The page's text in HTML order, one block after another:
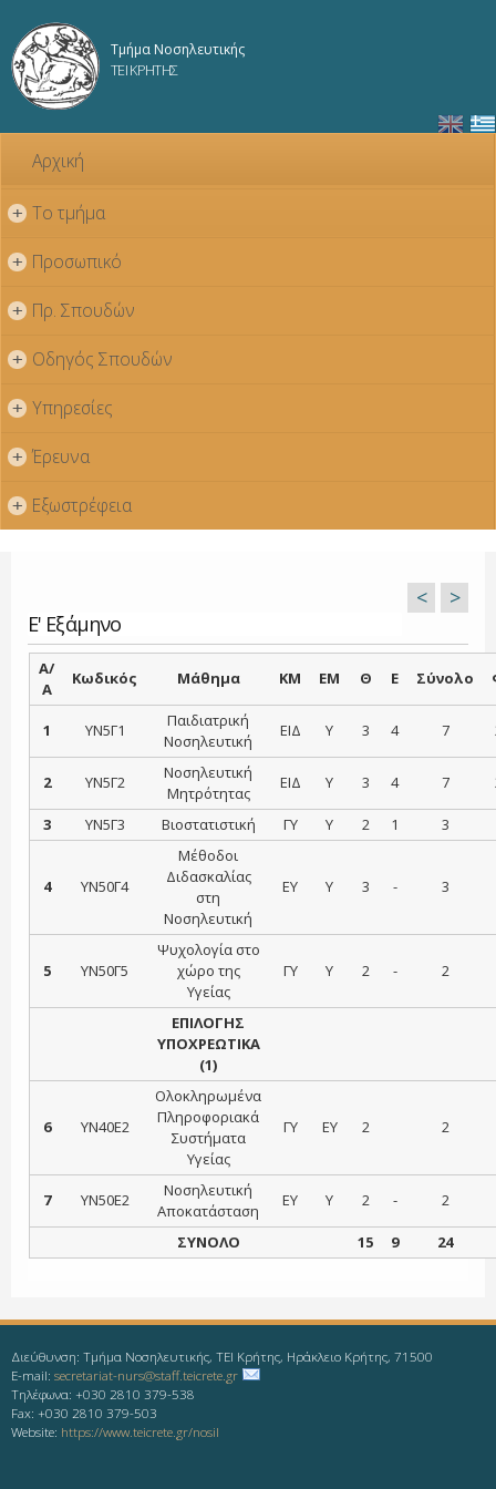
κυρίως
Τμήμα Νοσηλευτικής
ΤΕΙ ΚΡΗΤΗΣ
Αρχική
+ Το τμήμα
+ Προσωπικό
+ Πρ. Σπουδών
+ Οδηγός Σπουδών
+ Υπηρεσίες
+ Έρευνα
+ Εξωστρέφεια
Ε' Εξάμηνο
< >
Α/
Α
Κωδικός Μάθημα ΚΜ ΕΜ Θ Ε Σύνολο
1 ΥΝ5Γ1
Παιδιατρική
Νοσηλευτική
ΕΙΔ Υ 3 4 7
2 ΥΝ5Γ2
Νοσηλευτική
Μητρότητας
ΕΙΔ Υ 3 4 7
3 ΥΝ5Γ3 Βιοστατιστική ΓΥ Υ 2 1 3
4 ΥΝ50Γ4
Μέθοδοι
Διδασκαλίας
στη
Νοσηλευτική
ΕΥ Υ 3 - 3
5 ΥΝ50Γ5
Ψυχολογία στο
χώρο της
Υγείας
ΓΥ Υ 2 - 2
ΕΠΙΛΟΓΗΣ
ΥΠΟΧΡΕΩΤΙΚΑ
(1)
6 ΥΝ40Ε2
Ολοκληρωμένα
Πληροφοριακά
Συστήματα
Υγείας
ΓΥ ΕΥ 2 2
7 ΥΝ50Ε2
Νοσηλευτική
Αποκατάσταση
ΕΥ Υ 2 - 2
ΣΥΝΟΛΟ 15 9 24
Διεύθυνση: Τμήμα Νοσηλευτικής, ΤΕΙ Κρήτης, Ηράκλειο Κρήτης, 71500
E-mail: secretariat-nurs@staff.teicrete.gr
Τηλέφωνα: +030 2810 379-538
Fax: +030 2810 379-503
Website: https://www.teicrete.gr/nosil